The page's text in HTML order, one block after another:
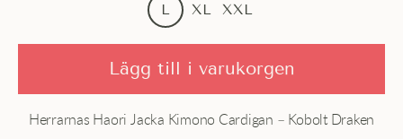
Satin
L XL XXL
Lägg till i varukorgen
Herrarnas Haori Jacka Kimono Cardigan – Kobolt Draken